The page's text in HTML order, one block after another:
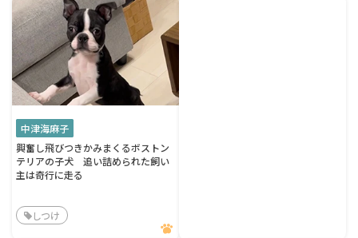
中津海麻子
興奮し飛びつきかみまくるボストン
テリアの子犬 追い詰められた飼い
主は奇行に走る
しつけ